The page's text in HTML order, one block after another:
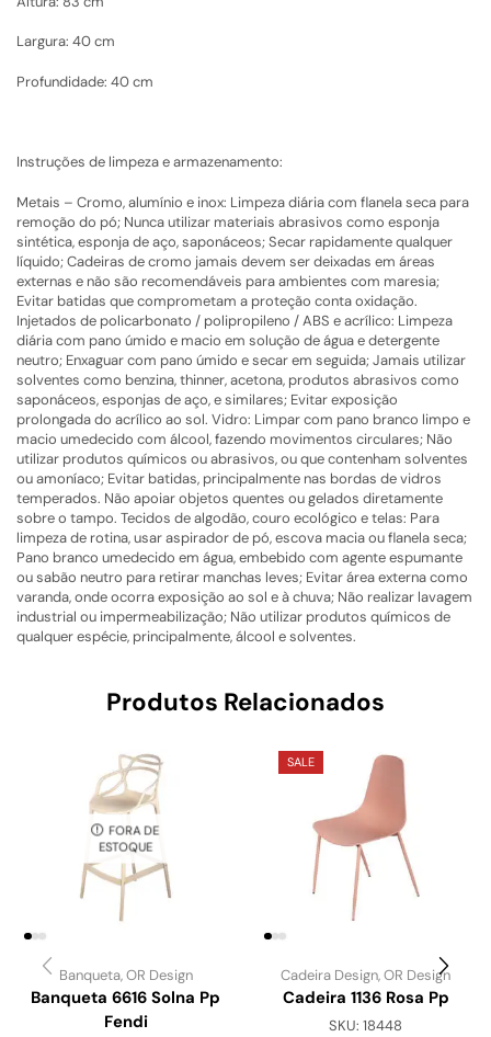
Largura: 40 cm
Profundidade: 40 cm
Instruções de limpeza e armazenamento:
Metais – Cromo, alumínio e inox: Limpeza diária com flanela seca para
remoção do pó; Nunca utilizar materiais abrasivos como esponja
sintética, esponja de aço, saponáceos; Secar rapidamente qualquer
líquido; Cadeiras de cromo jamais devem ser deixadas em áreas
externas e não são recomendáveis para ambientes com maresia;
Evitar batidas que comprometam a proteção conta oxidação.
Injetados de policarbonato / polipropileno / ABS e acrílico: Limpeza
diária com pano úmido e macio em solução de água e detergente
neutro; Enxaguar com pano úmido e secar em seguida; Jamais utilizar
solventes como benzina, thinner, acetona, produtos abrasivos como
saponáceos, esponjas de aço, e similares; Evitar exposição
prolongada do acrílico ao sol. Vidro: Limpar com pano branco limpo e
macio umedecido com álcool, fazendo movimentos circulares; Não
utilizar produtos químicos ou abrasivos, ou que contenham solventes
ou amoníaco; Evitar batidas, principalmente nas bordas de vidros
temperados. Não apoiar objetos quentes ou gelados diretamente
sobre o tampo. Tecidos de algodão, couro ecológico e telas: Para
limpeza de rotina, usar aspirador de pó, escova macia ou flanela seca;
Pano branco umedecido em água, embebido com agente espumante
ou sabão neutro para retirar manchas leves; Evitar área externa como
varanda, onde ocorra exposição ao sol e à chuva; Não realizar lavagem
industrial ou impermeabilização; Não utilizar produtos químicos de
qualquer espécie, principalmente, álcool e solventes.
Produtos Relacionados
FORA DE
ESTOQUE
Banqueta,OR Design
Banqueta 6616 Solna Pp
Fendi
SALE
Cadeira Design,OR Design
Cadeira 1136 Rosa Pp
SKU: 18448